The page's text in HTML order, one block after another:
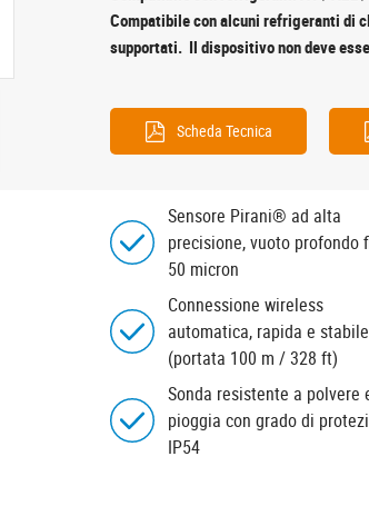
Compatibile con alcuni refrigeranti di
supportati. Il dispositivo non deve
Scheda Tecnica
Sensore Pirani® ad alta
precisione, vuoto profondo
50 micron
Connessione wireless
automatica, rapida e stabile
(portata 100 m / 328 ft)
Sonda resistente a polvere
pioggia con grado di
IP54